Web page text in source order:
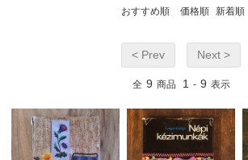
おすすめ順 価格順 新着順
< Prev Next >
全 9 商品 1 - 9 表示